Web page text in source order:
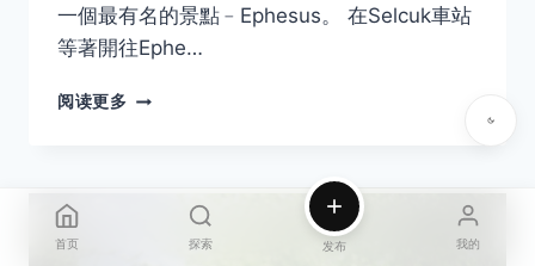
一個最有名的景點﹣Ephesus。 在Selcuk車站
等著開往Ephe…
阅读更多 春．
首页 探索 发布 我的